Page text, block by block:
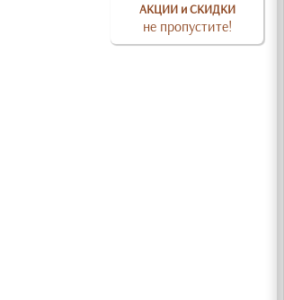
АКЦИИ и СКИДКИ
не пропустите!